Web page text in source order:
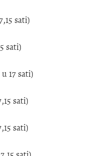
sati)
sati)
17 sati)
sati)
sati)